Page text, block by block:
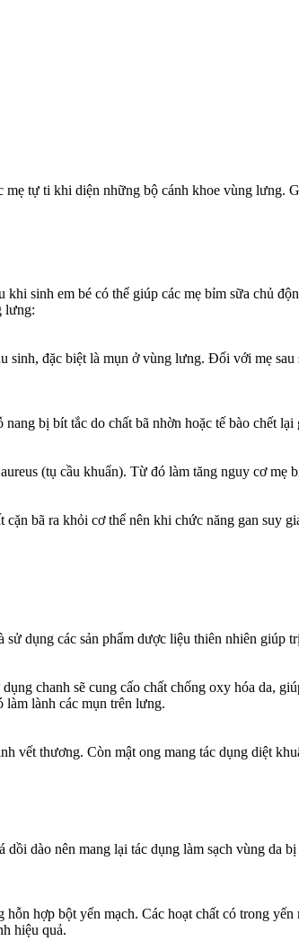
tự ti khi diện những bộ cánh khoe vùng lưng.
sinh em bé có thể giúp các mẹ bỉm sữa chủ
lưng:
đặc biệt là mụn ở vùng lưng. Đối với mẹ
bị bít tắc do chất bã nhờn hoặc tế bào chết
(tụ cầu khuẩn). Từ đó làm tăng nguy cơ mẹ
bã ra khỏi cơ thể nên khi chức năng gan suy
dụng các sản phẩm dược liệu thiên nhiên giúp
chanh sẽ cung cấo chất chống oxy hóa da,
làm lành các mụn trên lưng.
vết thương. Còn mật ong mang tác dụng diệt
dào nên mang lại tác dụng làm sạch vùng da
hợp bột yến mạch. Các hoạt chất có trong
hiệu quả.